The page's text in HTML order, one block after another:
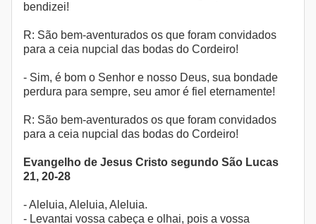
bendizei!
R: São bem-aventurados os que foram convidados
para a ceia nupcial das bodas do Cordeiro!
- Sim, é bom o Senhor e nosso Deus, sua bondade
perdura para sempre, seu amor é fiel eternamente!
R: São bem-aventurados os que foram convidados
para a ceia nupcial das bodas do Cordeiro!
Evangelho de Jesus Cristo segundo São Lucas
21, 20-28
- Aleluia, Aleluia, Aleluia.
- Levantai vossa cabeça e olhai, pois a vossa